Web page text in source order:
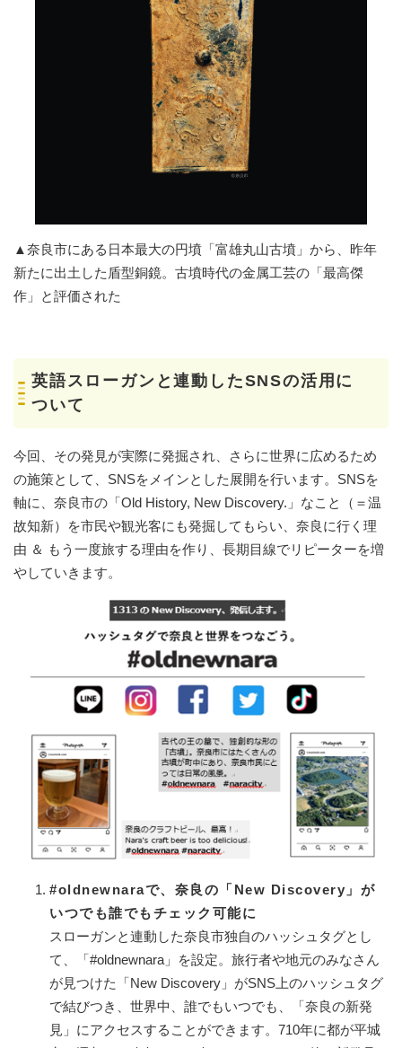
▲奈良市にある日本最大の円墳「富雄丸山古墳」から、昨年
新たに出土した盾型銅鏡。古墳時代の金属工芸の「最高傑
作」と評価された
英語スローガンと連動したSNSの活用に
ついて
今回、その発見が実際に発掘され、さらに世界に広めるため
の施策として、SNSをメインとした展開を行います。SNSを
軸に、奈良市の「Old History, New Discovery.」なこと（＝温
故知新）を市民や観光客にも発掘してもらい、奈良に行く理
由 ＆ もう一度旅する理由を作り、長期目線でリピーターを増
やしていきます。
#oldnewnaraで、奈良の「New Discovery」が
いつでも誰でもチェック可能に
スローガンと連動した奈良市独自のハッシュタグとし
て、「#oldnewnara」を設定。旅行者や地元のみなさん
が見つけた「New Discovery」がSNS上のハッシュタグ
で結びつき、世界中、誰でもいつでも、「奈良の新発
見」にアクセスすることができます。710年に都が平城